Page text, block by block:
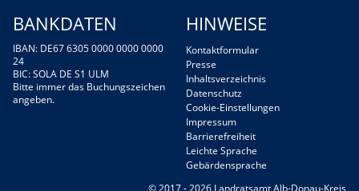
BANKDATEN
IBAN: DE67 6305 0000 0000 0000
24
BIC: SOLA DE S1 ULM
Bitte immer das Buchungszeichen
angeben.
HINWEISE
Kontaktformular
Presse
Inhaltsverzeichnis
Datenschutz
Cookie-Einstellungen
Impressum
Barrierefreiheit
Leichte Sprache
Gebärdensprache
© 2017 - 2026 Landratsamt Alb-Donau-Kreis